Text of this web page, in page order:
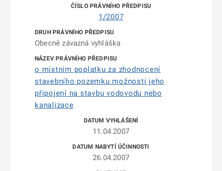
1/2007
Obecně závazná vyhláška
o místním poplatku za zhodnocení
stavebního pozemku možností jeho
připojení na stavbu vodovodu nebo
kanalizace
11.04.2007
26.04.2007